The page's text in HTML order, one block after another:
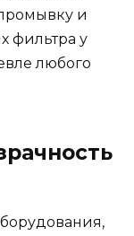
и
фильтра у
любого